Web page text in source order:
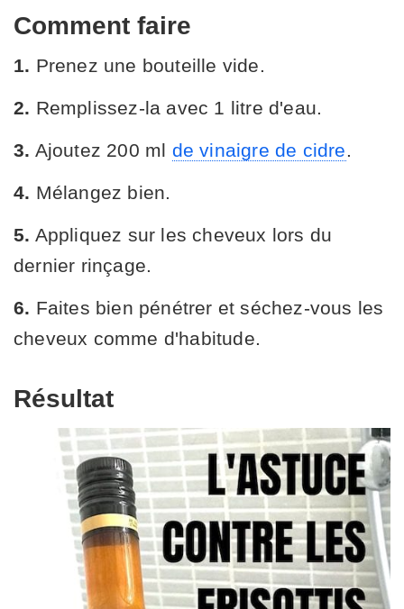
Comment faire
1. Prenez une bouteille vide.
2. Remplissez-la avec 1 litre d'eau.
3. Ajoutez 200 ml de vinaigre de cidre
4. Mélangez bien.
5. Appliquez sur les cheveux lors du
dernier rinçage.
6. Faites bien pénétrer et séchez-vous les
cheveux comme d'habitude.
Résultat